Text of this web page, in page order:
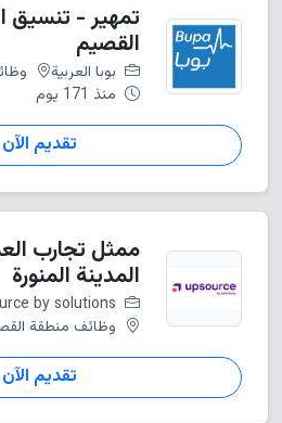
تمهير - تنسيق
القصيم
بوبا العربية
منذ 171 يوم
تقديم الآن
ممثل تجارب
المدينة المنورة
upsource by solutions
وظائف منطقة
تقديم الآن